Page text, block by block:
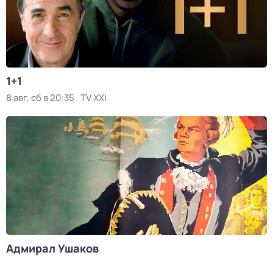
1+1
8 авг, сб в 20:35 TV XXI
Адмирал Ушаков